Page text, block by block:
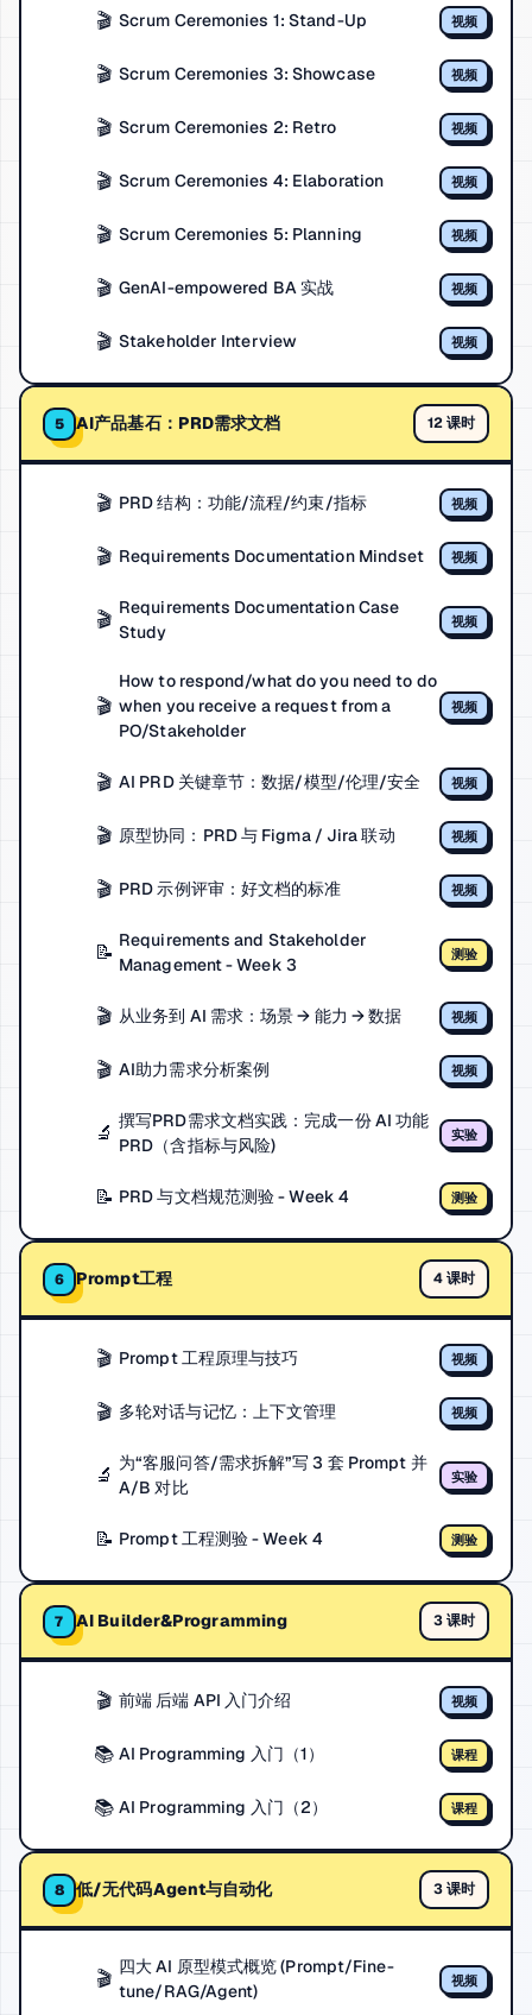
🎬 Scrum Ceremonies 1: Stand-Up 视频
🎬 Scrum Ceremonies 3: Showcase 视频
🎬 Scrum Ceremonies 2: Retro 视频
🎬 Scrum Ceremonies 4: Elaboration 视频
🎬 Scrum Ceremonies 5: Planning 视频
🎬 GenAI-empowered BA 实战 视频
🎬 Stakeholder Interview 视频
5 AI产品基石：PRD需求文档 12 课时
🎬 PRD 结构：功能/流程/约束/指标 视频
🎬 Requirements Documentation Mindset 视频
🎬 Requirements Documentation Case
Study
视频
🎬
How to respond/what do you need to do
when you receive a request from a
PO/Stakeholder
视频
🎬 AI PRD 关键章节：数据/模型/伦理/安全 视频
🎬 原型协同：PRD 与 Figma / Jira 联动 视频
🎬 PRD 示例评审：好文档的标准 视频
📝 Requirements and Stakeholder
Management - Week 3
测验
🎬 从业务到 AI 需求：场景 → 能力 → 数据 视频
🎬 AI助力需求分析案例 视频
🔬 撰写PRD需求文档实践：完成一份 AI 功能
PRD（含指标与风险)
实验
📝 PRD 与文档规范测验 - Week 4 测验
6 Prompt工程 4 课时
🎬 Prompt 工程原理与技巧 视频
🎬 多轮对话与记忆：上下文管理 视频
🔬 为“客服问答/需求拆解”写 3 套 Prompt 并
A/B 对比
实验
📝 Prompt 工程测验 - Week 4 测验
7 AI Builder&Programming 3 课时
🎬 前端 后端 API 入门介绍 视频
📚 AI Programming 入门（1） 课程
📚 AI Programming 入门（2） 课程
8 低/无代码Agent与自动化 3 课时
🎬 四大 AI 原型模式概览 (Prompt/Fine-
tune/RAG/Agent)
视频